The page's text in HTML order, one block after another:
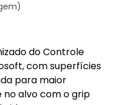
do Controle
com superfícies
para maior
no alvo com o grip